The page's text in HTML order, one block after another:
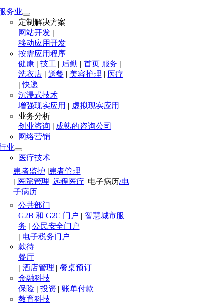
务业
定制解决方案
网站开发|
移动应用开发
按需应用程序
健康| 技工| 后勤 | 首页 服务 |
洗衣店 | 送餐 | 美容护理 | 医疗
|快递
沉浸式技术
增强现实应用 | 虚拟现实应用
业务分析
创业咨询 | 成熟的咨询公司
网络营销
业
医疗技术
患者监护 |患者管理
| 医院管理 |远程医疗 |电子病历/电
子病历
公共部门
G2B 和 G2C 门户 | 智慧城市服
务 | 公民安全门户
| 电子税务门户
款待
餐厅
| 酒店管理 | 餐桌预订
金融科技
保险| 投资 | 账单付款
教育科技